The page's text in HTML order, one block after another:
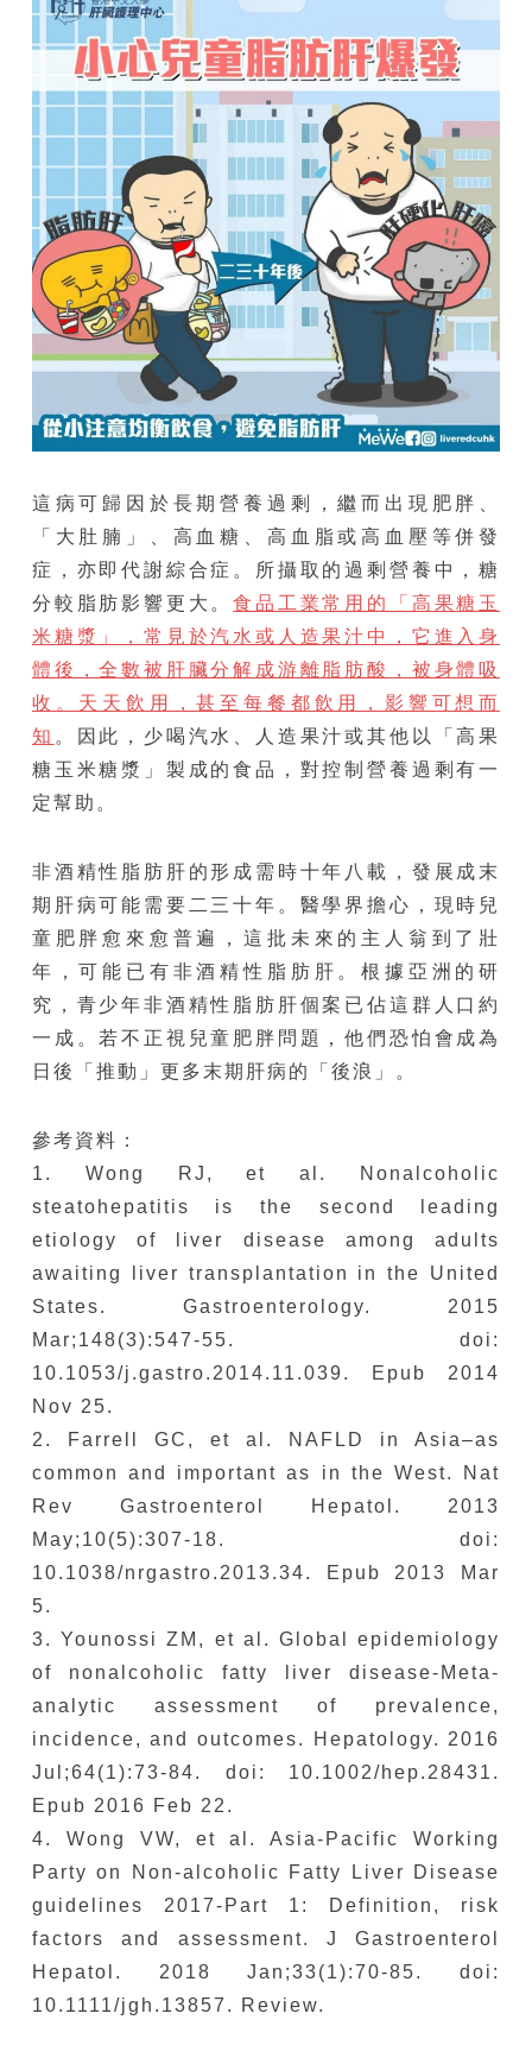
這病可歸因於長期營養過剩，繼而出現肥胖、
「大肚腩」、高血糖、高血脂或高血壓等併發
症，亦即代謝綜合症。所攝取的過剩營養中，糖
分較脂肪影響更大。食品工業常用的「高果糖玉
米糖漿」，常見於汽水或人造果汁中，它進入身
體後，全數被肝臟分解成游離脂肪酸，被身體吸
收。天天飲用，甚至每餐都飲用，影響可想而
知 。因此，少喝汽水、人造果汁或其他以「高果
糖玉米糖漿」製成的食品，對控制營養過剩有一
定幫助。
非酒精性脂肪肝的形成需時十年八載，發展成末
期肝病可能需要二三十年。醫學界擔心，現時兒
童肥胖愈來愈普遍，這批未來的主人翁到了壯
年，可能已有非酒精性脂肪肝。根據亞洲的研
究，青少年非酒精性脂肪肝個案已佔這群人口約
一成。若不正視兒童肥胖問題，他們恐怕會成為
日後「推動」更多末期肝病的「後浪」。
參考資料：
1. Wong RJ, et al. Nonalcoholic
steatohepatitis is the second leading
etiology of liver disease among adults
awaiting liver transplantation in the United
States. Gastroenterology. 2015
Mar;148(3):547-55. doi:
10.1053/j.gastro.2014.11.039. Epub 2014
Nov 25.
2. Farrell GC, et al. NAFLD in Asia–as
common and important as in the West. Nat
Rev Gastroenterol Hepatol. 2013
May;10(5):307-18. doi:
10.1038/nrgastro.2013.34. Epub 2013 Mar
5.
3. Younossi ZM, et al. Global epidemiology
of nonalcoholic fatty liver disease-Meta-
analytic assessment of prevalence,
incidence, and outcomes. Hepatology. 2016
Jul;64(1):73-84. doi: 10.1002/hep.28431.
Epub 2016 Feb 22.
4. Wong VW, et al. Asia-Pacific Working
Party on Non-alcoholic Fatty Liver Disease
guidelines 2017-Part 1: Definition, risk
factors and assessment. J Gastroenterol
Hepatol. 2018 Jan;33(1):70-85. doi:
10.1111/jgh.13857. Review.